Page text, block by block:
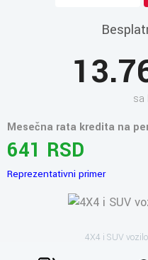
sa
Mesečna rata kredita na
641 RSD
Reprezentativni primer
4X4 i SUV vozilo